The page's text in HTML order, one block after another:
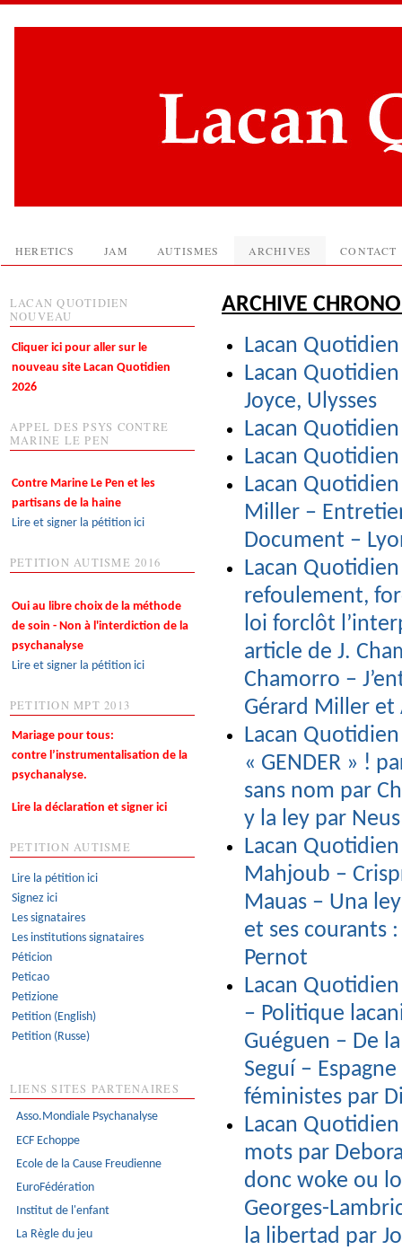
HERETICS JAM AUTISMES ARCHIVES CONTACT
ARCHIVE
Lacan
Lacan
Joyce, Ulysses
Lacan Quotidien
Lacan
Lacan
Miller –
Document –
Lacan
refoulement,
loi forclôt
article de J.
Chamorro –
Gérard Miller et
Lacan Quotidien
« GENDER » !
sans nom par
y la ley par
Lacan
Mahjoub –
Mauas – Una
et ses courants
Pernot
Lacan
– Politique
Guéguen – De
Seguí –
féministes par
Lacan
mots par
donc woke ou
Georges-
la libertad par
LACAN QUOTIDIEN
NOUVEAU
Cliquer ici pour aller sur le
nouveau site Lacan Quotidien
2026
APPEL DES PSYS CONTRE
MARINE LE PEN
Contre Marine Le Pen et les
partisans de la haine
Lire et signer la pétition ici
PETITION AUTISME 2016
Oui au libre choix de la méthode
de soin - Non à l'interdiction de la
psychanalyse
Lire et signer la pétition ici
PETITION MPT 2013
Mariage pour tous:
contre l’instrumentalisation de la
psychanalyse.
Lire la déclaration et signer ici
PETITION AUTISME
Lire la pétition ici
Signez ici
Les signataires
Les institutions signataires
Péticion
Peticao
Petizione
Petition (English)
Petition (Russe)
LIENS SITES PARTENAIRES
Asso.Mondiale Psychanalyse
ECF Echoppe
Ecole de la Cause Freudienne
EuroFédération
Institut de l'enfant
La Règle du jeu